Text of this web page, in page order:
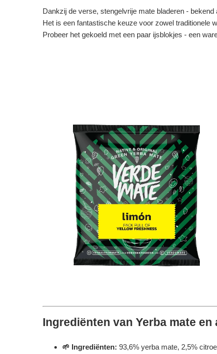
Dankzij de verse, stengelvrije mate bladeren - bekend
Het is een fantastische keuze voor zowel traditionele
Probeer het gekoeld met een paar ijsblokjes - een
Ingrediënten van Yerba mate
🌱 Ingrediënten: 93,6% yerba mate, 2,5%